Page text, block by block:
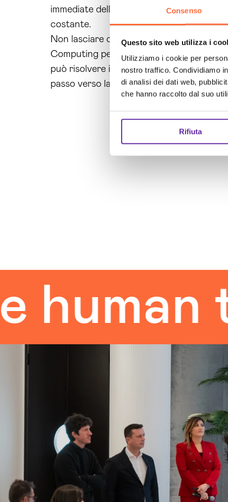
Consenso
Questo sito web utilizza i
Utilizziamo i cookie per
nostro traffico. Condividiamo
di analisi dei dati web,
che hanno raccolto dal suo
Rifiuta
immediate delle
, ma
costante.
Non lasciare che l’inerzia ti fermi. È il
Computing per una consulenza
può risolvere i tuoi problemi e portarti
passo verso la trasformazione digitale, il